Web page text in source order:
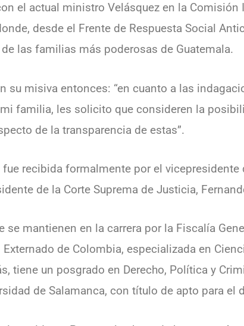
el actual ministro Velásquez en la
desde el Frente de Respuesta Social
las familias más poderosas de Guatemala.
su misiva entonces: “en cuanto a las
familia, les solicito que consideren la
de la transparencia de estas”.
recibida formalmente por el vicepresidente
de la Corte Suprema de Justicia,
mantienen en la carrera por la Fiscalía
de Colombia, especializada en
tiene un posgrado en Derecho, Política y
de Salamanca, con título de apto para el